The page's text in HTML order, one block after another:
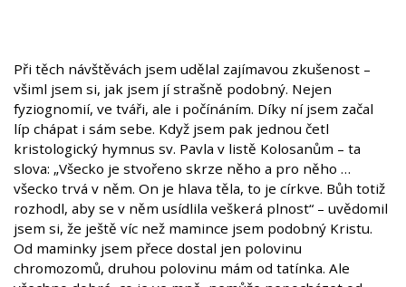
Při těch návštěvách jsem udělal zajímavou zkušenost –
všiml jsem si, jak jsem jí strašně podobný. Nejen
fyziognomií, ve tváři, ale i počínáním. Díky ní jsem začal
líp chápat i sám sebe. Když jsem pak jednou četl
kristologický hymnus sv. Pavla v listě Kolosanům – ta
slova: „Všecko je stvořeno skrze něho a pro něho …
všecko trvá v něm. On je hlava těla, to je církve. Bůh totiž
rozhodl, aby se v něm usídlila veškerá plnost“ – uvědomil
jsem si, že ještě víc než mamince jsem podobný Kristu.
Od maminky jsem přece dostal jen polovinu
chromozomů, druhou polovinu mám od tatínka. Ale